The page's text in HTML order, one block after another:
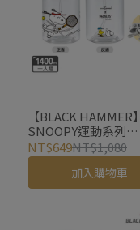
【BLACK HAMMER】
SNOOPY運動系列
TRITAN 手提吸管水壺
1400ml-網球款
NT$649NT$1,080
加入購物車